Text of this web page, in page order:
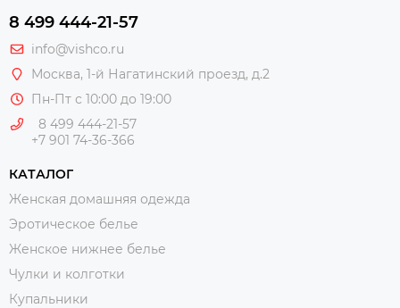
8 499 444-21-57
info@vishco.ru
Москва, 1-й Нагатинский проезд, д.2
Пн-Пт с 10:00 до 19:00
8 499 444-21-57
+7 901 74-36-366
КАТАЛОГ
Женская домашняя одежда
Эротическое белье
Женское нижнее белье
Чулки и колготки
Купальники